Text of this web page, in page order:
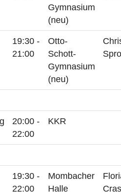
Gymnasium
(neu)
19:30 -
21:00
Otto-
Schott-
Gymnasium
(neu)
20:00 -
22:00
KKR
19:30 -
22:00
Mombacher
Halle